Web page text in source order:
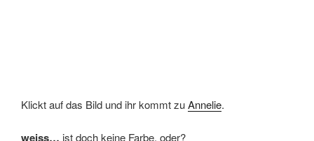
Klickt auf das Bild und ihr kommt zuAnnelie.
weiss… ist doch keine Farbe, oder?